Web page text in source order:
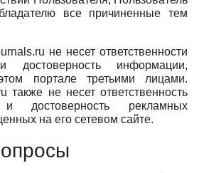
все причиненные тем
не несет ответственности
информации,
портале третьими лицами.
также не несет ответственность
достоверность рекламных
на его сетевом сайте.